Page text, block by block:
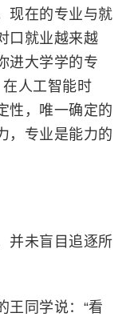
现在的专业与就
口就业越来越
进大学学的专
人工智能时
性，唯一确定的
，专业是能力的
并未盲目追逐所
王同学说：“看